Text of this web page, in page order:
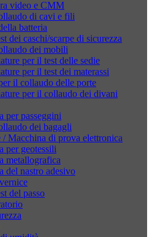
video e CMM
di cavi e fili
batteria
dei caschi/scarpe di sicurezza
dei mobili
per il test delle sedie
per il test dei materassi
il collaudo delle porte
per il collaudo dei divani
per passeggini
dei bagagli
Macchina di prova elettronica
per geotessili
metallografica
del nastro adesivo
del passo